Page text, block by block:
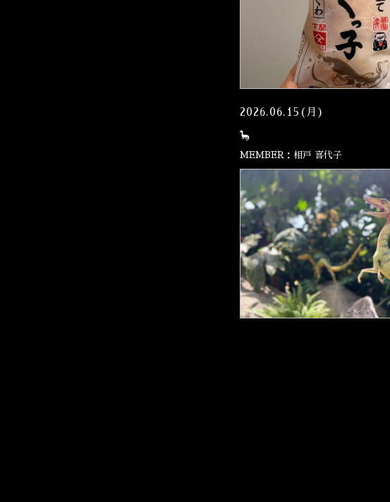
2026.06.15(月)
🦕
MEMBER：相戸 喜代子